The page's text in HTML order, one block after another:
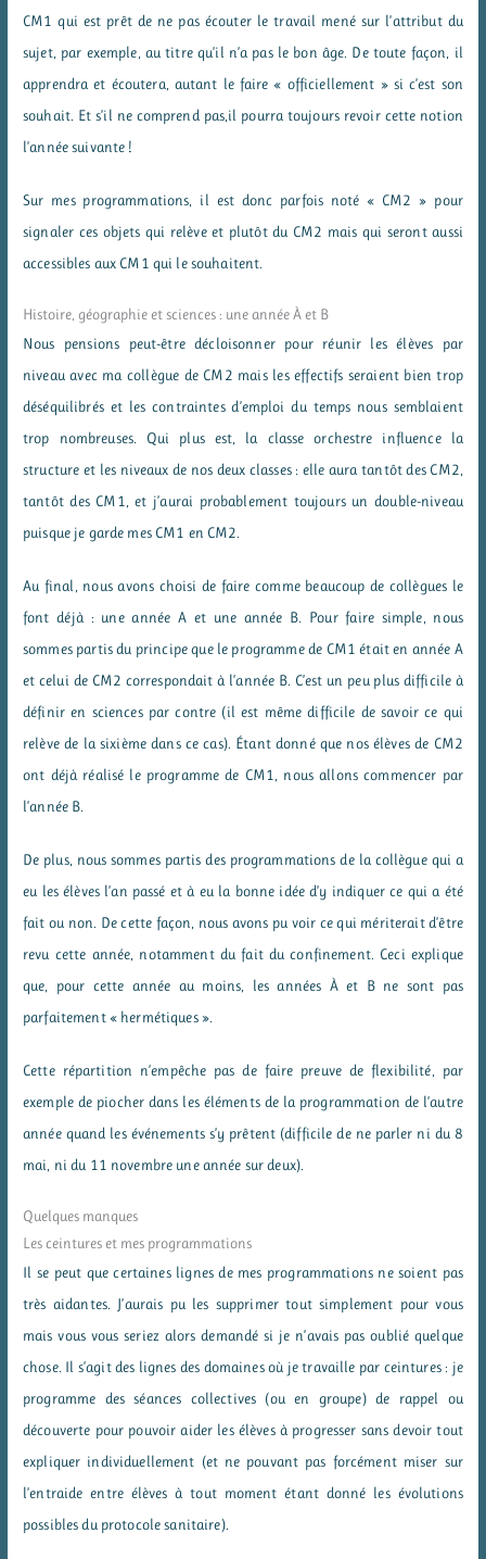
CM1 qui est prêt de ne pas écouter le travail mené sur l’attribut du
sujet, par exemple, au titre qu’il n’a pas le bon âge. De toute façon, il
apprendra et écoutera, autant le faire « officiellement » si c’est son
souhait. Et s’il ne comprend pas,il pourra toujours revoir cette notion
l’année suivante !
Sur mes programmations, il est donc parfois noté « CM2 » pour
signaler ces objets qui relève et plutôt du CM2 mais qui seront aussi
accessibles aux CM1 qui le souhaitent.
Histoire, géographie et sciences : une année À et B
Nous pensions peut-être décloisonner pour réunir les élèves par
niveau avec ma collègue de CM2 mais les effectifs seraient bien trop
déséquilibrés et les contraintes d’emploi du temps nous semblaient
trop nombreuses. Qui plus est, la classe orchestre influence la
structure et les niveaux de nos deux classes : elle aura tantôt des CM2,
tantôt des CM1, et j’aurai probablement toujours un double-niveau
puisque je garde mes CM1 en CM2.
Au final, nous avons choisi de faire comme beaucoup de collègues le
font déjà : une année A et une année B. Pour faire simple, nous
sommes partis du principe que le programme de CM1 était en année A
et celui de CM2 correspondait à l’année B. C’est un peu plus difficile à
définir en sciences par contre (il est même difficile de savoir ce qui
relève de la sixième dans ce cas). Étant donné que nos élèves de CM2
ont déjà réalisé le programme de CM1, nous allons commencer par
l’année B.
De plus, nous sommes partis des programmations de la collègue qui a
eu les élèves l’an passé et à eu la bonne idée d’y indiquer ce qui a été
fait ou non. De cette façon, nous avons pu voir ce qui mériterait d’être
revu cette année, notamment du fait du confinement. Ceci explique
que, pour cette année au moins, les années À et B ne sont pas
parfaitement « hermétiques ».
Cette répartition n’empêche pas de faire preuve de flexibilité, par
exemple de piocher dans les éléments de la programmation de l’autre
année quand les événements s’y prêtent (difficile de ne parler ni du 8
mai, ni du 11 novembre une année sur deux).
Quelques manques
Les ceintures et mes programmations
Il se peut que certaines lignes de mes programmations ne soient pas
très aidantes. J’aurais pu les supprimer tout simplement pour vous
mais vous vous seriez alors demandé si je n’avais pas oublié quelque
chose. Il s’agit des lignes des domaines où je travaille par ceintures : je
programme des séances collectives (ou en groupe) de rappel ou
découverte pour pouvoir aider les élèves à progresser sans devoir tout
expliquer individuellement (et ne pouvant pas forcément miser sur
l’entraide entre élèves à tout moment étant donné les évolutions
possibles du protocole sanitaire).